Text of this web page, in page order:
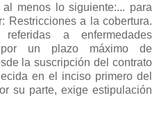
menos lo siguiente:... para
Restricciones a la cobertura.
a enfermedades
por un plazo máximo de
la suscripción del contrato
en el inciso primero del
su parte, exige estipulación